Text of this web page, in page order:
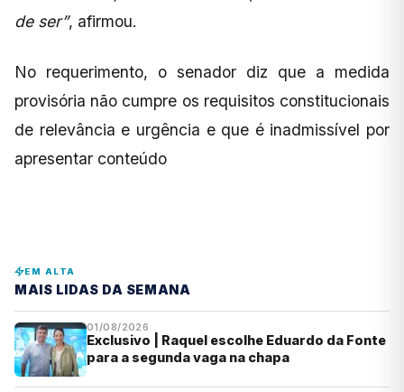
de ser”, afirmou.
No requerimento, o senador diz que a medida
provisória não cumpre os requisitos constitucionais
de relevância e urgência e que é inadmissível por
apresentar conteúdo
EM ALTA
MAIS LIDAS DA SEMANA
01/08/2026
Exclusivo | Raquel escolhe Eduardo da Fonte
para a segunda vaga na chapa